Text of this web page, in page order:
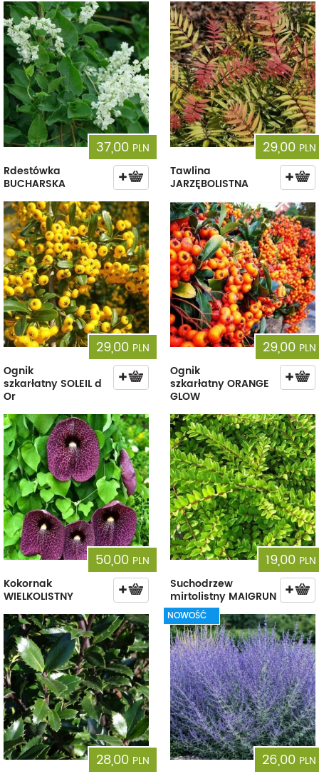
37,00 PLN
Rdestówka
BUCHARSKA
29,00 PLN
Tawlina
JARZĘBOLISTNA
29,00 PLN
Ognik
szkarłatny SOLEIL d
Or
29,00 PLN
Ognik
szkarłatny ORANGE
GLOW
50,00 PLN
Kokornak
WIELKOLISTNY
19,00 PLN
Suchodrzew
mirtolistny MAIGRUN
28,00 PLN
NOWOŚĆ
26,00 PLN